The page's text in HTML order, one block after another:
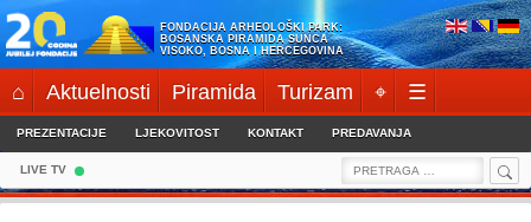
Skip
to
content
FONDACIJA ARHEOLOŠKI PARK:
BOSANSKA PIRAMIDA SUNCA
VISOKO, BOSNA I HERCEGOVINA
⌂ Aktuelnosti Piramida Turizam ⌖ ☰
PREZENTACIJE LJEKOVITOST KONTAKT PREDAVANJA
LIVE TV
Search
for: